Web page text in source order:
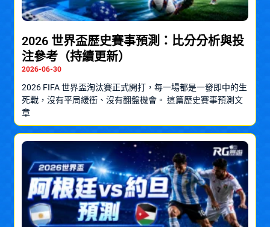
2026 世界盃歷史賽事預測：比分分析與投
注參考（持續更新）
2026-06-30
2026 FIFA 世界盃淘汰賽正式開打，每一場都是一發即中的生
死戰，沒有平局緩衝、沒有翻盤機會。 這篇歷史賽事預測文
章